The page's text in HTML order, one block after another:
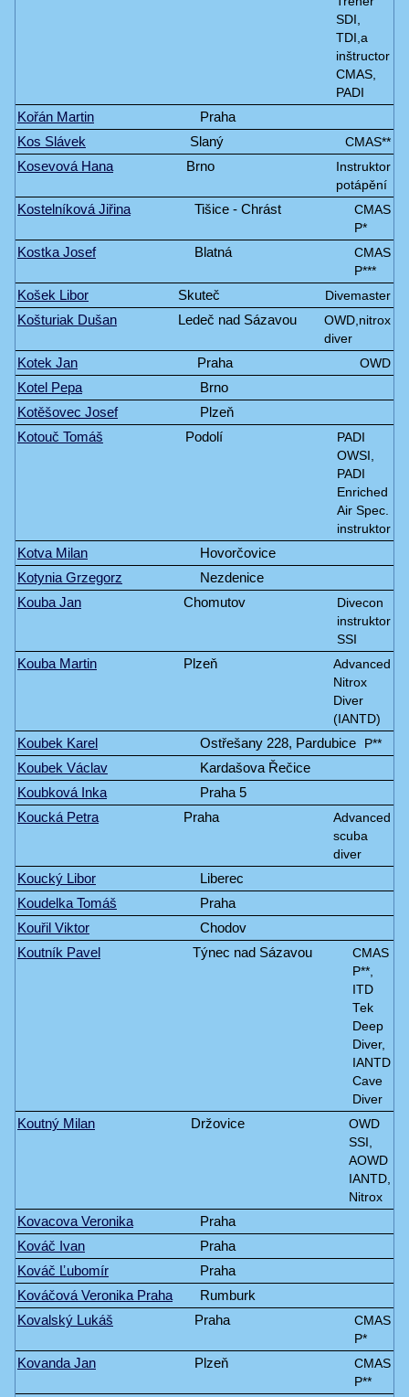
SDI,
TDI,a
inštructor
CMAS,
PADI
Kořán Martin
Praha
Kos Slávek
Slaný CMAS**
Kosevová Hana Brno
Instruktor
potápění
Kostelníková Jiřina Tišice - Chrást
CMAS
P*
Kostka Josef Blatná
CMAS
P***
Košek Libor Skuteč Divemaster
Košturiak Dušan Ledeč nad Sázavou
OWD,nitrox
diver
Kotek Jan Praha OWD
Kotel Pepa
Brno
Kotěšovec Josef
Plzeň
Kotouč Tomáš
Podolí
PADI
OWSI,
PADI
Enriched
Air Spec.
instruktor
Kotva Milan
Hovorčovice
Kotynia Grzegorz
Nezdenice
Kouba Jan
Chomutov
Divecon
instruktor
SSI
Kouba Martin Plzeň
Advanced
Nitrox
Diver
(IANTD)
Koubek Karel Ostřešany 228, Pardubice P**
Koubek Václav
Kardašova Řečice
Koubková Inka
Praha 5
Koucká Petra
Praha
Advanced
scuba
diver
Koucký Libor
Liberec
Koudelka Tomáš
Praha
Kouřil Viktor
Chodov
Koutník Pavel
Týnec nad Sázavou
CMAS
P**,
ITD
Tek
Deep
Diver,
IANTD
Cave
Diver
Koutný Milan Držovice
OWD
SSI,
AOWD
IANTD,
Nitrox
Kovacova Veronika
Praha
Kováč Ivan
Praha
Kováč Ľubomír
Praha
Kováčová Veronika Praha
Rumburk
Kovalský Lukáš
Praha
CMAS
P*
Kovanda Jan Plzeň
CMAS
P**